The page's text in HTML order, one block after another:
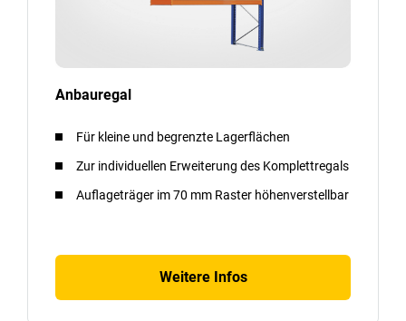
Anbauregal
Für kleine und begrenzte Lagerflächen
Zur individuellen Erweiterung des Komplettregals
Auflageträger im 70 mm Raster höhenverstellbar
Weitere Infos